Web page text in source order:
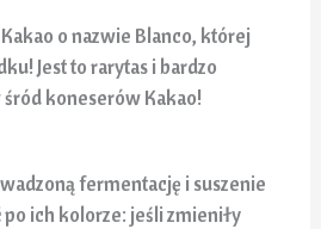
o nazwie Blanco, której
Jest to rarytas i bardzo
koneserów Kakao!
fermentację i suszenie
po ich kolorze: jeśli zmieniły